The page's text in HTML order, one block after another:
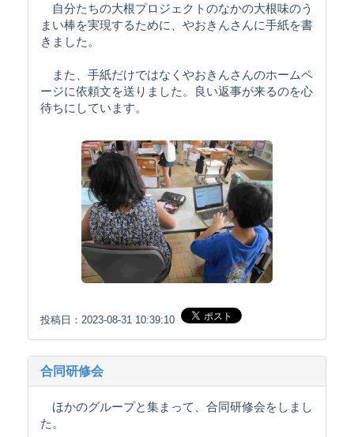
自分たちの大根プロジェクトのなかの大根味のう
まい棒を実現するために、やおきんさんに手紙を書
きました。
また、手紙だけではなくやおきんさんのホームペ
ージに依頼文を送りました。良い返事が来るのを心
待ちにしています。
投稿日：2023-08-31 10:39:10
合同研修会
ほかのグループと集まって、合同研修会をしまし
た。